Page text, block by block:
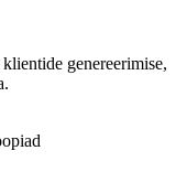
genereerimise,